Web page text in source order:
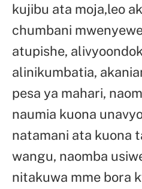
kujibu ata moja,leo
chumbani
atupishe,
alinikumbatia,
pesa ya mahari,
naumia kuona
natamani ata kuona
wangu, naomba
nitakuwa mme bora